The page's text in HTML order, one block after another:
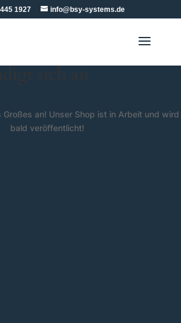
1927 info@bsy-systems.de
an! Unser Shop ist in Arbeit und wird
bald veröffentlicht!